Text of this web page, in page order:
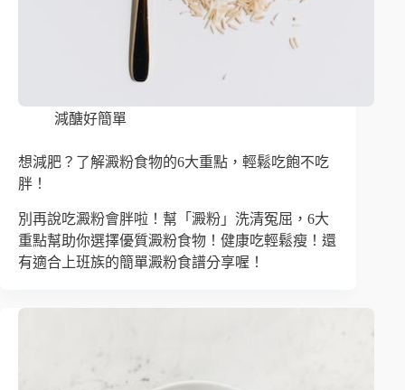
減醣好簡單
想減肥？了解澱粉食物的6大重點，輕鬆吃飽不吃
胖！
別再說吃澱粉會胖啦！幫「澱粉」洗清冤屈，6大
重點幫助你選擇優質澱粉食物！健康吃輕鬆瘦！還
有適合上班族的簡單澱粉食譜分享喔！